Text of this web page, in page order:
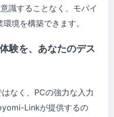
識することなく、モバイ
境を構築できます。
験を、あなたのデス
なく、PCの強力な入力
Linkが提供するの